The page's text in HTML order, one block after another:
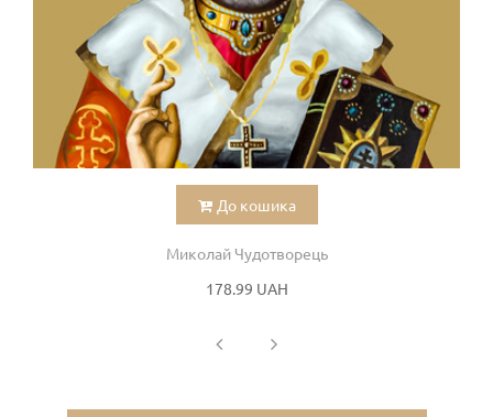
До кошика
Миколай Чудотворець
178.99 UAH